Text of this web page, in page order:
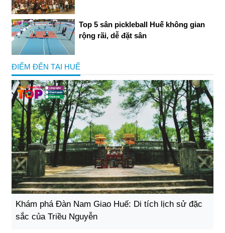
Top 5 sân pickleball Huế không gian
rộng rãi, dễ đặt sân
ĐIỂM ĐẾN TẠI HUẾ
Khám phá Đàn Nam Giao Huế: Di tích lịch sử đặc
sắc của Triều Nguyễn